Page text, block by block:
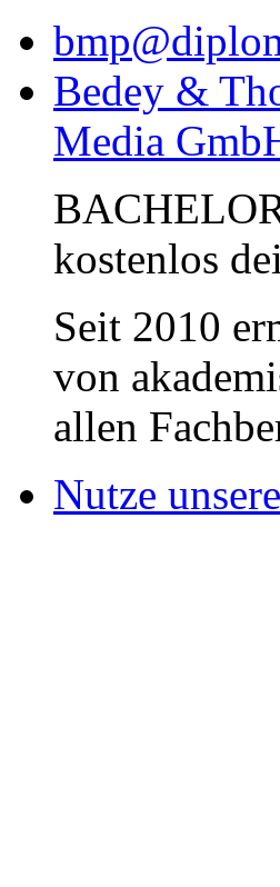
Bedey &
Media
kostenlos
Seit 2010
von
allen
Nutze